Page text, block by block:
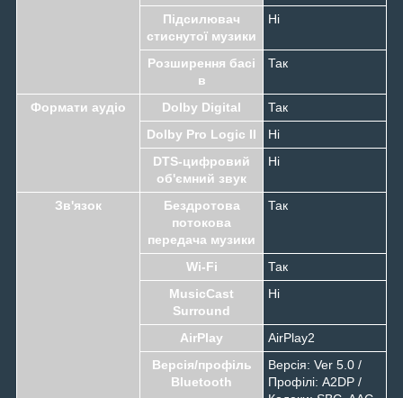
Підсилювач
стиснутої музики
Ні
Розширення басі
в
Так
Формати аудіо Dolby Digital
Так
Dolby Pro Logic II
Ні
DTS-цифровий
об'ємний звук
Ні
Зв'язок
Бездротова
потокова
передача музики
Так
Wi-Fi
Так
MusicCast
Surround
Ні
AirPlay
AirPlay2
Версія/профіль
Bluetooth
Версія: Ver 5.0 /
Профілі: A2DP /